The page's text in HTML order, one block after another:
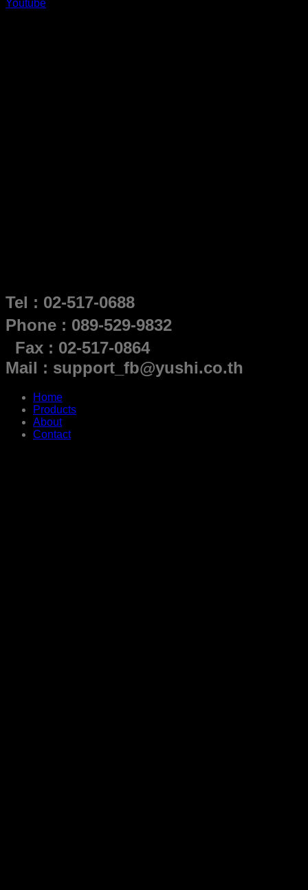
Youtube
Tel : 02-517-0688
Phone : 089-529-9832
Fax : 02-517-0864
Mail : support_fb@yushi.co.th
Home
Products
About
Contact